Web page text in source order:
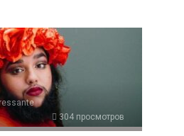
304 просмотров